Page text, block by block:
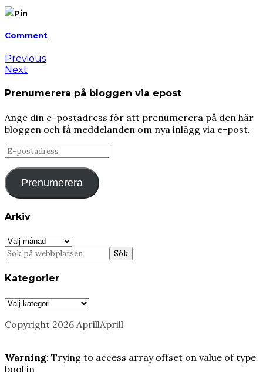
Pin
Comment
Previous
Next
Prenumerera på bloggen via epost
Ange din e-postadress för att prenumerera på den här
bloggen och få meddelanden om nya inlägg via e-post.
E-
postadress
Prenumerera
Arkiv
Arkiv
Kategorier
Kategorier
Copyright 2026 AprillAprill
Warning: Trying to access array offset on value of type
bool in